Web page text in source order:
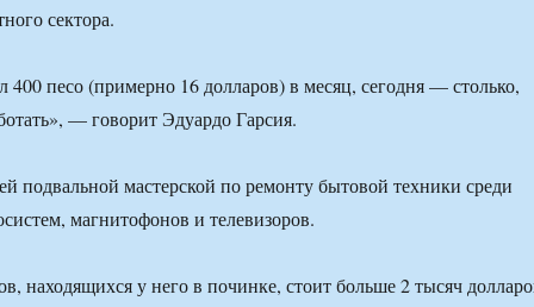
сектора.
400 песо (примерно 16 долларов) в месяц, сегодня — столько,
— говорит Эдуардо Гарсия.
подвальной мастерской по ремонту бытовой техники среди
магнитофонов и телевизоров.
находящихся у него в починке, стоит больше 2 тысяч